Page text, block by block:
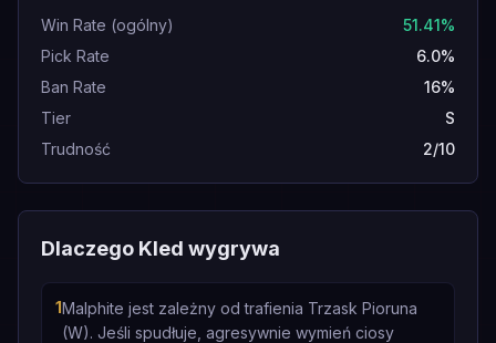
Win Rate (ogólny)
51.41%
Pick Rate
6.0%
Ban Rate
16%
Tier
S
Trudność
2/10
Dlaczego Kled wygrywa
1Malphite jest zależny od trafienia Trzask Pioruna
(W). Jeśli spudłuje, agresywnie wymień ciosy